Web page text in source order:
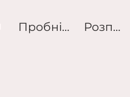
Пробні набори Розпродаж